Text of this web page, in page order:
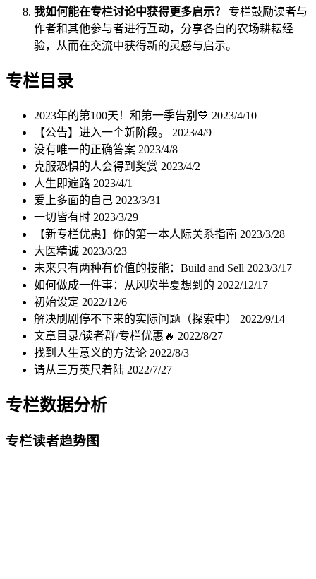
我如何能在专栏讨论中获得更多启示？
专栏鼓励读者与
作者和其他参与者进行互动，分享各自的农场耕耘经
验，从而在交流中获得新的灵感与启示。
专栏目录
2023年的第100天！和第一季告别💙 2023/4/10
【公告】进入一个新阶段。 2023/4/9
没有唯一的正确答案 2023/4/8
克服恐惧的人会得到奖赏 2023/4/2
人生即遍路 2023/4/1
爱上多面的自己 2023/3/31
一切皆有时 2023/3/29
【新专栏优惠】你的第一本人际关系指南 2023/3/28
大医精诚 2023/3/23
未来只有两种有价值的技能：Build and Sell 2023/3/17
如何做成一件事：从风吹半夏想到的 2022/12/17
初始设定 2022/12/6
解决刷剧停不下来的实际问题（探索中） 2022/9/14
文章目录/读者群/专栏优惠🔥 2022/8/27
找到人生意义的方法论 2022/8/3
请从三万英尺着陆 2022/7/27
专栏数据分析
专栏读者趋势图